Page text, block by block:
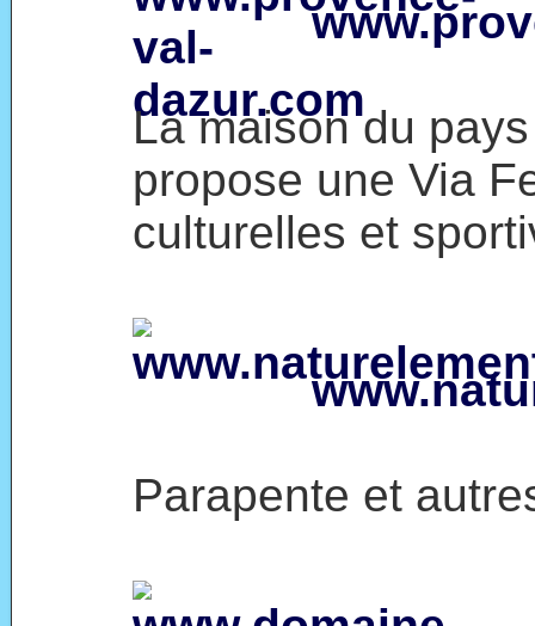
La maison du
propose une Via
culturelles et
Parapente et